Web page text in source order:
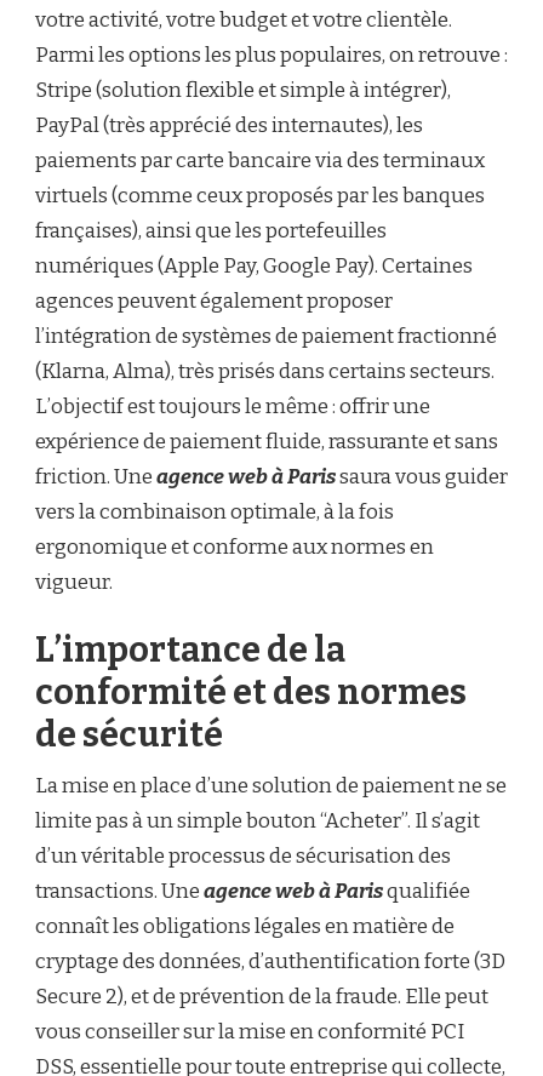
votre activité, votre budget et votre clientèle.
Parmi les options les plus populaires, on retrouve :
Stripe (solution flexible et simple à intégrer),
PayPal (très apprécié des internautes), les
paiements par carte bancaire via des terminaux
virtuels (comme ceux proposés par les banques
françaises), ainsi que les portefeuilles
numériques (Apple Pay, Google Pay). Certaines
agences peuvent également proposer
l’intégration de systèmes de paiement fractionné
(Klarna, Alma), très prisés dans certains secteurs.
L’objectif est toujours le même : offrir une
expérience de paiement fluide, rassurante et sans
friction. Uneagence web à Parissaura vous guider
vers la combinaison optimale, à la fois
ergonomique et conforme aux normes en
vigueur.
L’importance de la
conformité et des normes
de sécurité
La mise en place d’une solution de paiement ne se
limite pas à un simple bouton “Acheter”. Il s’agit
d’un véritable processus de sécurisation des
transactions. Uneagence web à Parisqualifiée
connaît les obligations légales en matière de
cryptage des données, d’authentification forte (3D
Secure 2), et de prévention de la fraude. Elle peut
vous conseiller sur la mise en conformité PCI
DSS, essentielle pour toute entreprise qui collecte,